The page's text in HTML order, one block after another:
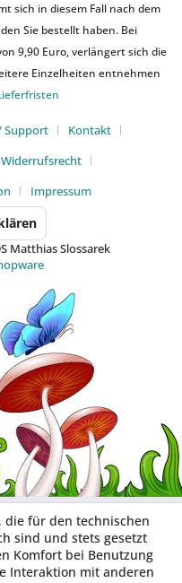
sich in diesem Fall nach dem
Sie bestellt haben. Bei
9,90 Euro, verlängert sich die
Einzelheiten entnehmen
Support
Kontakt
Widerrufsrecht
Impressum
Matthias Slossarek
die für den technischen
sind und stets gesetzt
Komfort bei Benutzung
Interaktion mit anderen